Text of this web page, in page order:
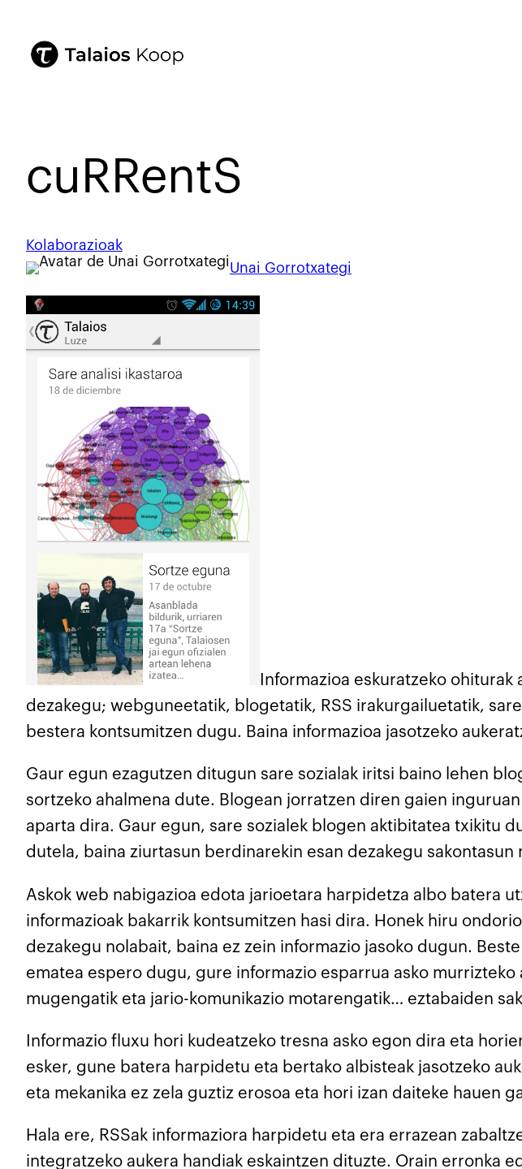
cuRRentS
Kolaborazioak
Unai Gorrotxategi
Informazioa eskuratzeko
dezakegu; webguneetatik, blogetatik, RSS irakurgailuetatik,
bestera kontsumitzen dugu. Baina informazioa jasotzeko
Gaur egun ezagutzen ditugun sare sozialak iritsi baino lehen
sortzeko ahalmena dute. Blogean jorratzen diren gaien
aparta dira. Gaur egun, sare sozialek blogen aktibitatea txikitu
dutela, baina ziurtasun berdinarekin esan dezakegu sakontasun
Askok web nabigazioa edota jarioetara harpidetza albo batera
informazioak bakarrik kontsumitzen hasi dira. Honek hiru
dezakegu nolabait, baina ez zein informazio jasoko dugun.
ematea espero dugu, gure informazio esparrua asko
mugengatik eta jario-komunikazio motarengatik… eztabaiden
Informazio fluxu hori kudeatzeko tresna asko egon dira eta
esker, gune batera harpidetu eta bertako albisteak jasotzeko
eta mekanika ez zela guztiz erosoa eta hori izan daiteke hauen
Hala ere, RSSak informaziora harpidetu eta era errazean
integratzeko aukera handiak eskaintzen dituzte. Orain erronka